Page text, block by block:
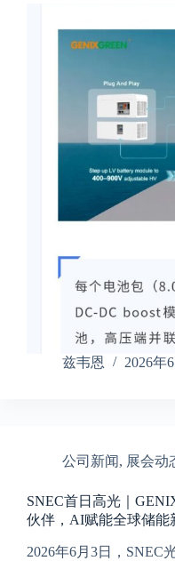
兹韦恩 2026年
公司新闻, 展会动
SNEC首日高光｜
伙伴，AI赋能全球储能
2026年6月3日，